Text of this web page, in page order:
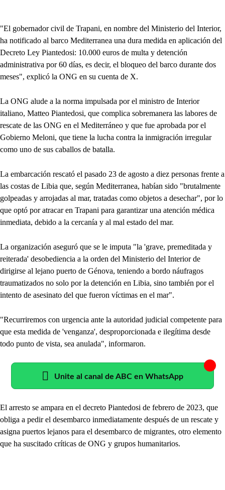
"El gobernador civil de Trapani, en nombre del Ministerio del Interior,
ha notificado al barco Mediterranea una dura medida en aplicación del
Decreto Ley Piantedosi: 10.000 euros de multa y detención
administrativa por 60 días, es decir, el bloqueo del barco durante dos
meses", explicó la ONG en su cuenta de X.
La ONG alude a la norma impulsada por el ministro de Interior
italiano, Matteo Piantedosi, que complica sobremanera las labores de
rescate de las ONG en el Mediterráneo y que fue aprobada por el
Gobierno Meloni, que tiene la lucha contra la inmigración irregular
como uno de sus caballos de batalla.
La embarcación rescató el pasado 23 de agosto a diez personas frente a
las costas de Libia que, según Mediterranea, habían sido "brutalmente
golpeadas y arrojadas al mar, tratadas como objetos a desechar", por lo
que optó por atracar en Trapani para garantizar una atención médica
inmediata, debido a la cercanía y al mal estado del mar.
La organización aseguró que se le imputa "la 'grave, premeditada y
reiterada' desobediencia a la orden del Ministerio del Interior de
dirigirse al lejano puerto de Génova, teniendo a bordo náufragos
traumatizados no solo por la detención en Libia, sino también por el
intento de asesinato del que fueron víctimas en el mar".
"Recurriremos con urgencia ante la autoridad judicial competente para
que esta medida de 'venganza', desproporcionada e ilegítima desde
todo punto de vista, sea anulada", informaron.
Unite al canal de ABC en WhatsApp
El arresto se ampara en el decreto Piantedosi de febrero de 2023, que
obliga a pedir el desembarco inmediatamente después de un rescate y
asigna puertos lejanos para el desembarco de migrantes, otro elemento
que ha suscitado críticas de ONG y grupos humanitarios.